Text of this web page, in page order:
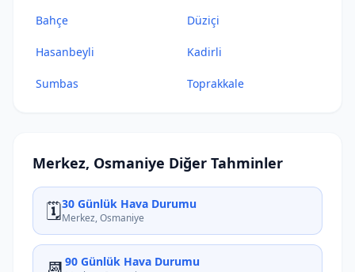
Bahçe Düziçi
Hasanbeyli Kadirli
Sumbas Toprakkale
Merkez, Osmaniye Diğer Tahminler
🗓️30 Günlük Hava Durumu
Merkez, Osmaniye
90 Günlük Hava Durumu